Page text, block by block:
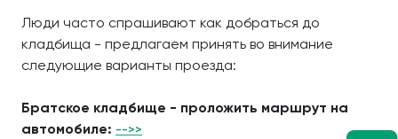
Люди часто спрашивают как добраться до
кладбища - предлагаем принять во внимание
следующие варианты проезда:
Братское кладбище - проложить маршрут на
автомобиле: -->>